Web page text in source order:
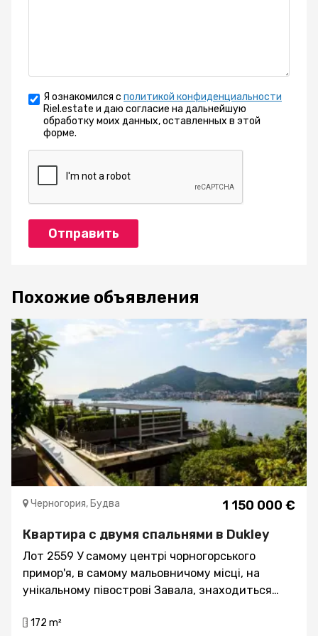
Я ознакомился с политикой конфиденциальности
Riel.estate и даю согласие на дальнейшую
обработку моих данных, оставленных в этой
форме.
Отправить
Похожие объявления
1 150 000 €
Черногория, Будва
Квартира с двумя спальнями в Dukley
Лот 2559 У самому центрі чорногорського
примор'я, в самому мальовничому місці, на
унікальному півострові Завала, знаходиться
Елітна нерухомість Чорногорії. На всьому
172 m²